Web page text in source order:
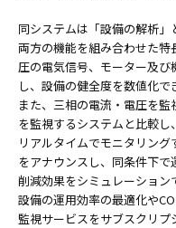
同システムは「設備の解析
両方の機能を組み合わせた
圧の電気信号、モーター及
し、設備の健全度を数値化で
また、三相の電流・電圧を
を監視するシステムと比較
リアルタイムでモニタリン
をアナウンスし、同条件下
削減効果をシミュレーショ
設備の運用効率の最適化や
監視サービスをサブスクリプ